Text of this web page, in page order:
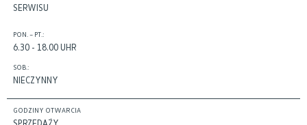
SERWISU
PON. – PT.:
6.30 - 18.00 UHR
SOB.:
NIECZYNNY
GODZINY OTWARCIA
SPRZEDAŻY